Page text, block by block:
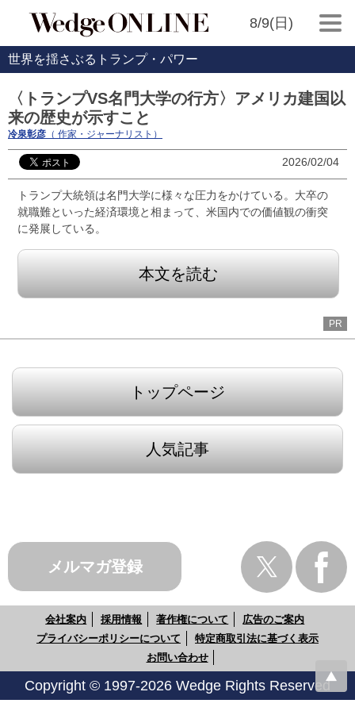
8/9(日)
世界を揺さぶるトランプ・パワー
〈トランプVS名門大学の行方〉アメリカ建国以
来の歴史が示すこと
冷泉彰彦 （ 作家・ジャーナリスト）
2026/02/04
トランプ大統領は名門大学に様々な圧力をかけている。大卒の
就職難といった経済環境と相まって、米国内での価値観の衝突
に発展している。
本文を読む
PR
トップページ
人気記事
メルマガ登録
会社案内 採用情報 著作権について
広告のご案内
プライバシーポリシーについて
特定商取引法に基づく表示
お問い合わせ
Copyright © 1997-2026 Wedge Rights Reserved